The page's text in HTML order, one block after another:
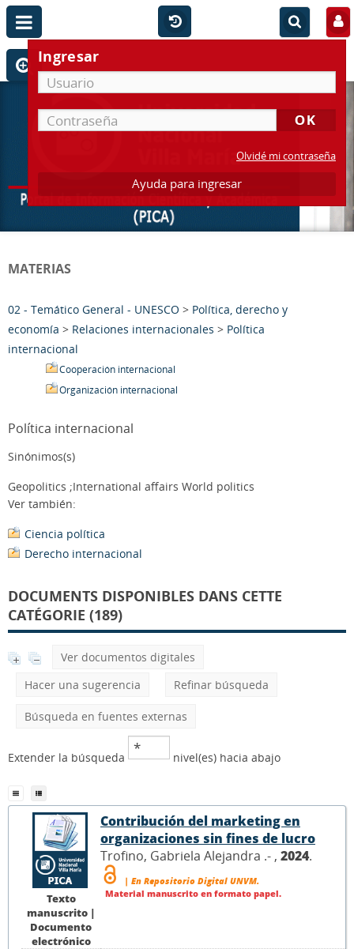
Ingresar
Olvidé mi contraseña
Ayuda para ingresar
MATERIAS
02 - Temático General - UNESCO > Política, derecho y
economía > Relaciones internacionales > Política
internacional
Cooperación internacional
Organización internacional
Política internacional
Sinónimos(s)
Geopolitics ;International affairs World politics
Ver también:
Ciencia política
Derecho internacional
DOCUMENTS DISPONIBLES DANS CETTE
CATÉGORIE (189)
Ver documentos digitales
Hacer una sugerencia
Refinar búsqueda
Búsqueda en fuentes externas
Extender la búsqueda nivel(es) hacia abajo
Texto
manuscrito |
Documento
electrónico
Contribución del marketing en
organizaciones sin fines de lucro
Trofino, Gabriela Alejandra .- , 2024.
| En Repositorio Digital UNVM.
Material manuscrito en formato papel.